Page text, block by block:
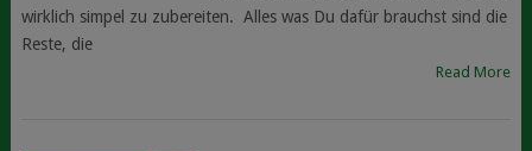
wirklich simpel zu zubereiten. Alles was Du dafür brauchst sind die
Reste, die
Read More